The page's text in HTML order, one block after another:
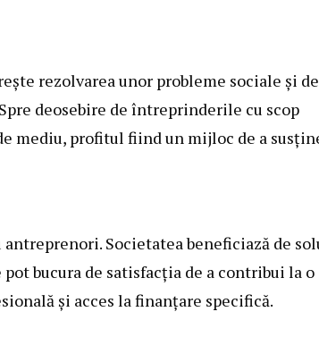
rezolvarea unor probleme sociale și de
deosebire de întreprinderile cu scop
mediu, profitul fiind un mijloc de a
Societatea beneficiază de
bucura de satisfacția de a contribui la o
și acces la finanțare specifică.